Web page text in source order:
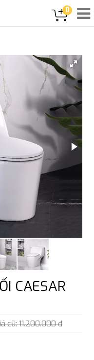
0
CAESAR
cũ: 11.200.000 đ